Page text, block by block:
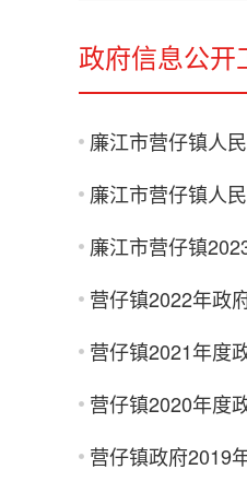
政府信息公开
廉江市营仔镇人
廉江市营仔镇人
廉江市营仔镇
营仔镇2022年政
营仔镇2021年度
营仔镇2020年度
营仔镇政府2019